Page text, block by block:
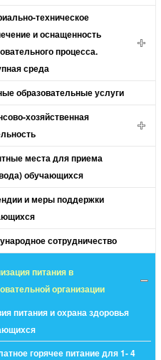
техническое
и оснащенность
процесса.
среда
образовательные услуги
хозяйственная
места для приема
обучающихся
и меры поддержки
сотрудничество
питания в
организации
питания и охрана здоровья
горячее питание для 1- 4